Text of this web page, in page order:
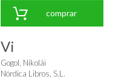
comprar
Vi
Gogol, Nikolái
Nórdica Libros, S.L.